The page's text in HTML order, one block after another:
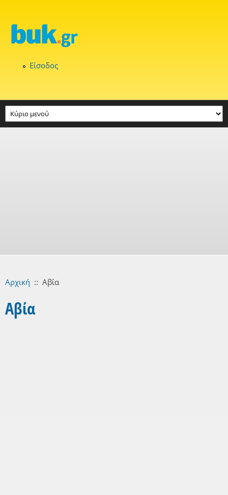
Είσοδος
Αρχική :: Αβία
Αβία